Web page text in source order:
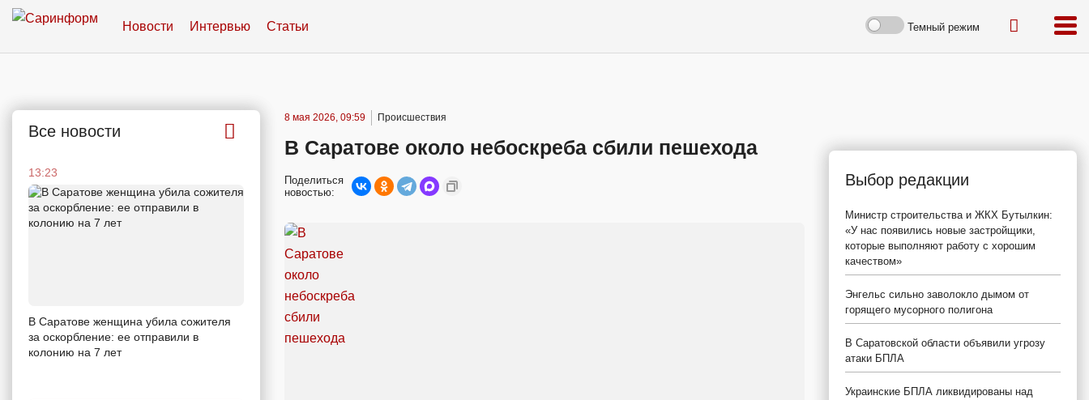
Новости Интервью Статьи Темный режим
Все новости
13:23
В Саратове женщина убила сожителя
за оскорбление: ее отправили в
колонию на 7 лет
8 мая 2026, 09:59 Происшествия
В Саратове около небоскреба сбили пешехода
Поделиться
новостью:
Выбор редакции
Министр строительства и ЖКХ Бутылкин:
«У нас появились новые застройщики,
которые выполняют работу с хорошим
качеством»
Энгельс сильно заволокло дымом от
горящего мусорного полигона
В Саратовской области объявили угрозу
атаки БПЛА
Украинские БПЛА ликвидированы над